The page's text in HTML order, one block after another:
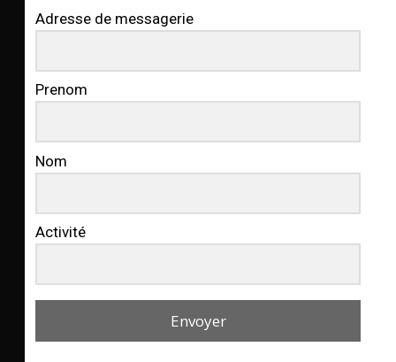
Adresse de messagerie
Prenom
Nom
Activité
Envoyer